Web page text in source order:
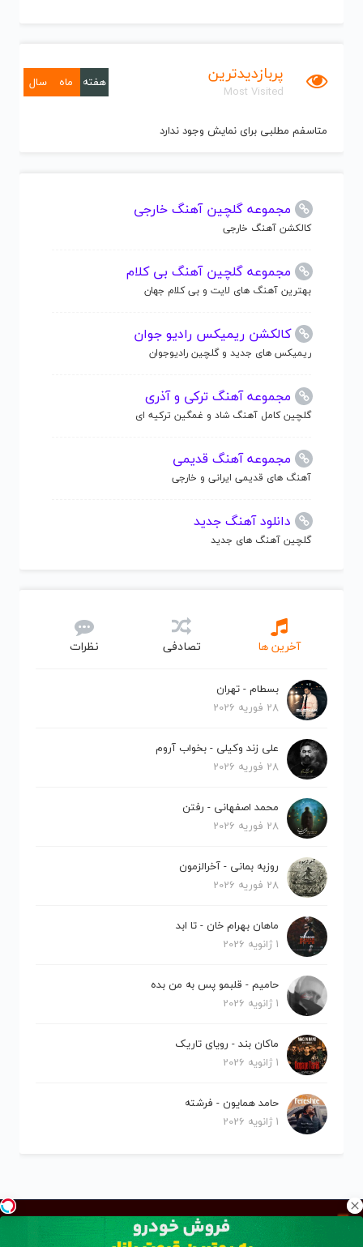
پربازدیدترین
Most Visited
هفته ماه سال
متاسفم مطلبی برای نمایش وجود ندارد
مجموعه گلچین آهنگ خارجی
کالکشن آهنگ خارجی
مجموعه گلچین آهنگ بی کلام
بهترین آهنگ های لایت و بی کلام جهان
کالکشن ریمیکس رادیو جوان
ریمیکس های جدید و گلچین رادیوجوان
مجموعه آهنگ ترکی و آذری
گلچین کامل آهنگ شاد و غمگین ترکیه ای
مجموعه آهنگ قدیمی
آهنگ های قدیمی ایرانی و خارجی
دانلود آهنگ جدید
گلچین آهنگ های جدید
آخرین ها تصادفی نظرات
بسطام - تهران
28 فوریه 2026
علی زند وکیلی - بخواب آروم
28 فوریه 2026
محمد اصفهانی - رفتن
28 فوریه 2026
روزبه بمانی - آخرالزمون
28 فوریه 2026
ماهان بهرام خان - تا ابد
1 ژانویه 2026
حامیم - قلبمو پس به من بده
1 ژانویه 2026
ماکان بند - رویای تاریک
1 ژانویه 2026
حامد همایون - فرشته
1 ژانویه 2026
کلیه حقوق برای نیلو موزیک محفوظ است.